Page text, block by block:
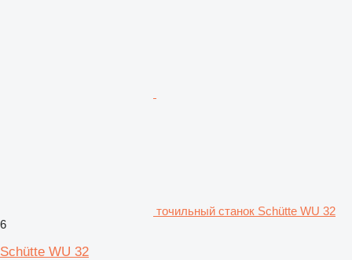
точильный станок Schütte WU 32
6
Schütte WU 32